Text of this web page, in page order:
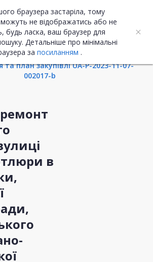
браузера застаріла, тому
можуть не відображатись або не
будь ласка, ваш браузер для
Детальніше про мінімальні
за посиланням .
UA ENG
про закупівлю
план закупівлі UA-P-2023-11-07-
002017-b
в